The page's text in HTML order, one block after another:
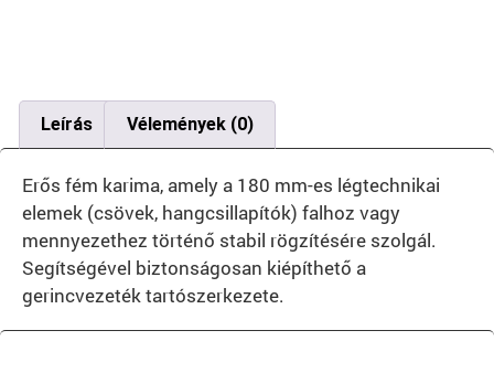
Leírás Vélemények (0)
Erős fém karima, amely a 180 mm-es légtechnikai
elemek (csövek, hangcsillapítók) falhoz vagy
mennyezethez történő stabil rögzítésére szolgál.
Segítségével biztonságosan kiépíthető a
gerincvezeték tartószerkezete.